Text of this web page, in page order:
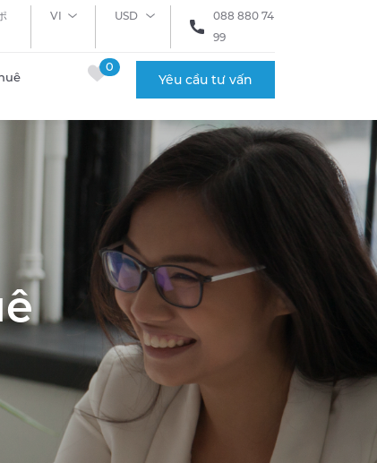
VI USD
088 880 74
99
0
Yêu cầu tư vấn